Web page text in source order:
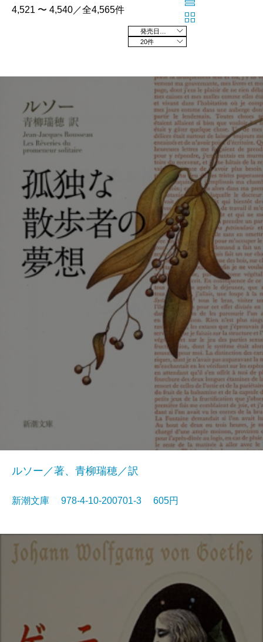
4,521 〜 4,540／全4,565件
20件
ルソー／著、青柳瑞穂／訳
新潮文庫 978-4-10-200701-3 605円